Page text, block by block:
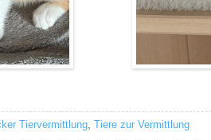
Tiervermittlung Tiere zur Vermittlung